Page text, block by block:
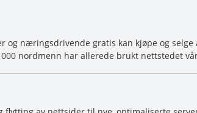
og næringsdrivende gratis kan kjøpe og
nordmenn har allerede brukt nettstedet